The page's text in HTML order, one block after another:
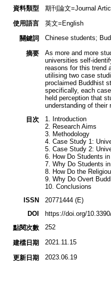
資料類型
期刊論文=Journal
使用語言
英文=English
關鍵詞
Chinese students;
摘要
As more and more
universities self-
reasons for this trend
utilising two case
proclaimed Buddhist
specifically, each
held perception that
understanding of their
目次
1. Introduction
2. Research Aims
3. Methodology
4. Case Study 1:
5. Case Study 2:
6. How Do Students
7. Why Do Students
8. How Do the
9. Why Do Overt
10. Conclusions
ISSN
20771444 (E)
DOI
https://doi.org/
點閱次數
252
建檔日期 2021.11.15
更新日期 2023.06.19